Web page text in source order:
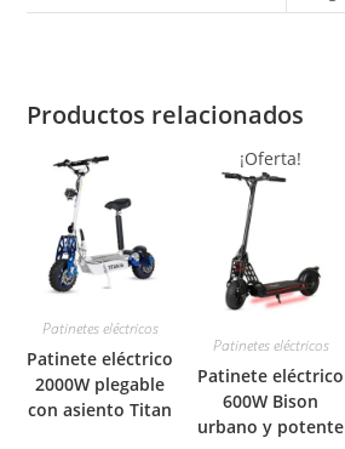
Productos relacionados
Patinetes eléctricos
Patinete eléctrico
2000W plegable
con asiento Titan
¡Oferta!
Patinetes eléctricos
Patinete eléctrico
600W Bison
urbano y potente